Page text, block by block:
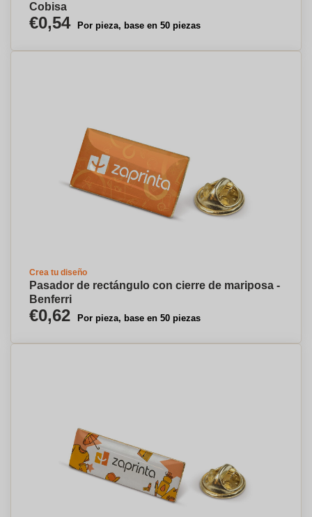
Cobisa
€0,54 Por pieza, base en 50 piezas
Crea tu diseño
Pasador de rectángulo con cierre de mariposa -
Benferri
€0,62 Por pieza, base en 50 piezas